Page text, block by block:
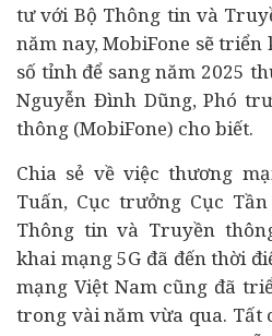
tư với Bộ Thông tin và
năm nay, MobiFone sẽ
số tỉnh để sang năm 2025
Nguyễn Đình Dũng, Phó
thông (MobiFone) cho biết.
Chia sẻ về việc thương
Tuấn, Cục trưởng Cục
Thông tin và Truyền
khai mạng 5G đã đến thời
mạng Việt Nam cũng đã
trong vài năm vừa qua. Tất